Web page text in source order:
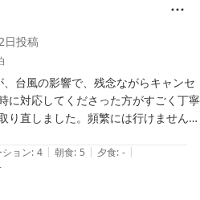
日投稿
台風の影響で、残念ながらキャンセ
に対応してくださった方がすごく丁寧
り直しました。頻繁には行けません
がとうございました。
でおかわりもできて味付けもよくて
段の価値はあります。次回は夕食もつ
ション: 4 | 朝食: 5 | 夕食: - |